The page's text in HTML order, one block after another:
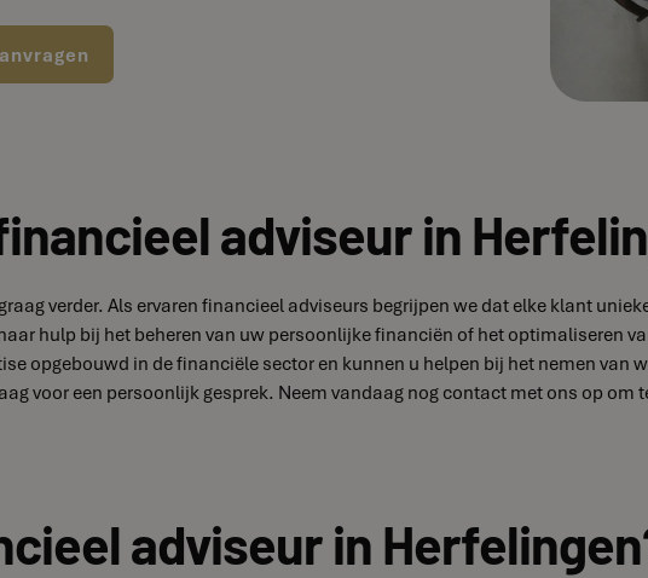
adviseur in
verder. Als ervaren financieel adviseurs begrijpen we dat elke klant
hulp bij het beheren van uw persoonlijke financiën of het optimaliseren
opgebouwd in de financiële sector en kunnen u helpen bij het nemen van
voor een persoonlijk gesprek. Neem vandaag nog contact met ons op
adviseur in